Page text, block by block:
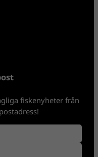
fiskenyheter från